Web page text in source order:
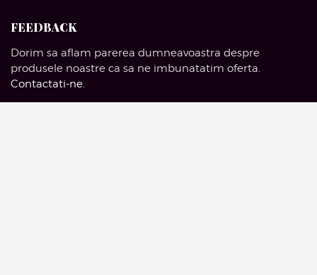
FEEDBACK
Dorim sa aflam parerea dumneavoastra despre
produsele noastre ca sa ne imbunatatim oferta.
Contactati-ne.